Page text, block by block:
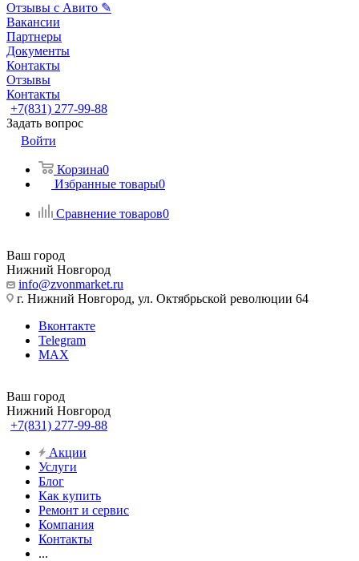
Отзывы с Авито ✎
Вакансии
Партнеры
Документы
Контакты
Отзывы
Контакты
+7(831) 277-99-88
Задать вопрос
Войти
Корзина0
Избранные товары0
Сравнение товаров0
Ваш город
Нижний Новгород
info@zvonmarket.ru
г. Нижний Новгород, ул. Октябрьской революции 64
Вконтакте
Telegram
MAX
Ваш город
Нижний Новгород
+7(831) 277-99-88
Акции
Услуги
Блог
Как купить
Ремонт и сервис
Компания
Контакты
...